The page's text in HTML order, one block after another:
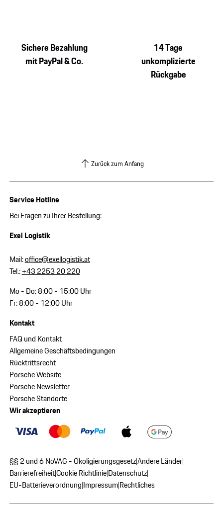
Sichere Bezahlung
mit PayPal & Co.
14 Tage
unkomplizierte
Rückgabe
Zurück zum Anfang
Service Hotline
Bei Fragen zu Ihrer Bestellung:
Exel Logistik
Mail:office@exellogistik.at
Tel.:+43 2253 20 220
Mo - Do: 8:00 - 15:00 Uhr
Fr: 8:00 - 12:00 Uhr
Kontakt
FAQ und Kontakt
Allgemeine Geschäftsbedingungen
Rücktrittsrecht
Porsche Website
Porsche Newsletter
Porsche Standorte
Wir akzeptieren
§§ 2 und 6 NoVAG - Ökoligierungsgesetz|Andere Länder|
Barrierefreiheit|Cookie Richtlinie|Datenschutz|
EU-Batterieverordnung|Impressum|Rechtliches